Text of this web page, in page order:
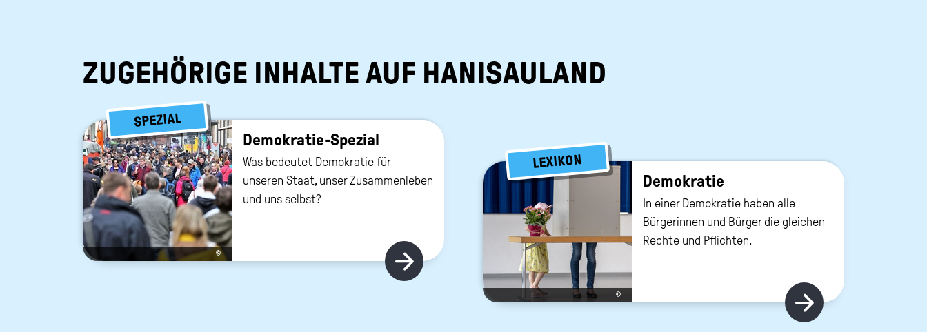
ZUGEHÖRIGE INHALTE AUF HANISAULAND
SPEZIAL
©
Demokratie-​Spezial
Was bedeutet Demokratie für
unseren Staat, unser Zusammenleben
und uns selbst?
Hier gibt's mehr
LEXIKON
©
De­mo­kra­tie
In einer Demokratie haben alle
Bürgerinnen und Bürger die gleichen
Rechte und Pflichten.
Hier gibt's